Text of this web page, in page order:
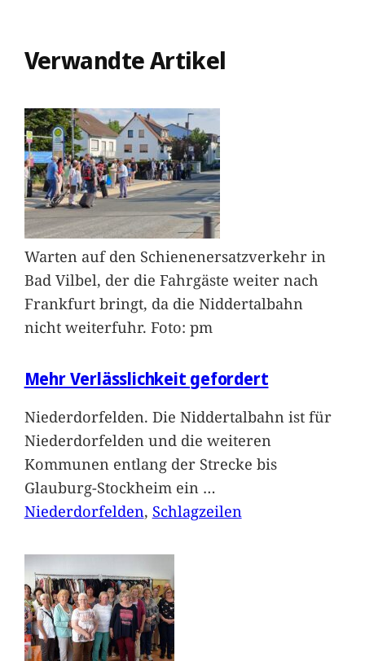
Verwandte Artikel
Warten auf den Schienenersatzverkehr in
Bad Vilbel, der die Fahrgäste weiter nach
Frankfurt bringt, da die Niddertalbahn
nicht weiterfuhr. Foto: pm
Mehr Verlässlichkeit gefordert
Niederdorfelden. Die Niddertalbahn ist für
Niederdorfelden und die weiteren
Kommunen entlang der Strecke bis
Glauburg-Stockheim ein …
Niederdorfelden, Schlagzeilen